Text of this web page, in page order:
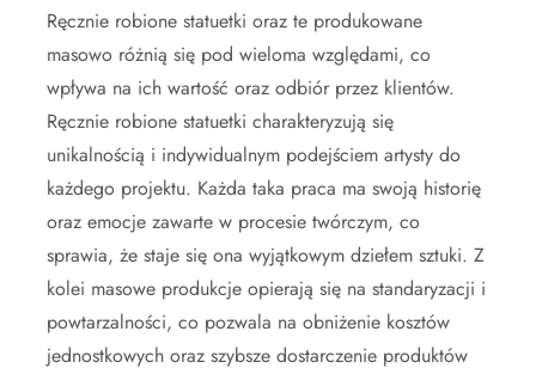
Ręcznie robione statuetki oraz te produkowane
masowo różnią się pod wieloma względami, co
wpływa na ich wartość oraz odbiór przez klientów.
Ręcznie robione statuetki charakteryzują się
unikalnością i indywidualnym podejściem artysty do
każdego projektu. Każda taka praca ma swoją historię
oraz emocje zawarte w procesie twórczym, co
sprawia, że staje się ona wyjątkowym dziełem sztuki. Z
kolei masowe produkcje opierają się na standaryzacji i
powtarzalności, co pozwala na obniżenie kosztów
jednostkowych oraz szybsze dostarczenie produktów